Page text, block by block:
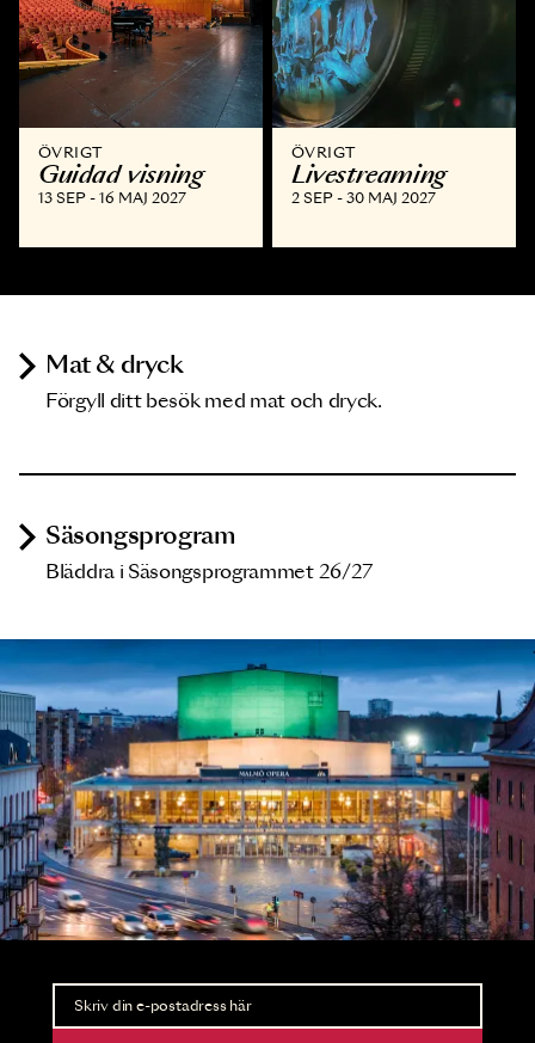
ÖVRIGT
Guidad visning
13 SEP - 16 MAJ 2027
ÖVRIGT
Livestreaming
2 SEP - 30 MAJ 2027
Mat & dryck
Förgyll ditt besök med mat och dryck.
Säsongsprogram
Bläddra i Säsongsprogrammet 26/27
Nyhetsbrev
Ta del av förhandsinformation och biljettsläpp.